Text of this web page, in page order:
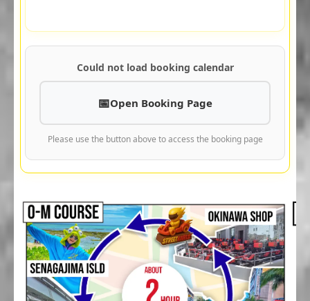
Could not load booking calendar
Open Booking Page
Please use the button above to access the booking page